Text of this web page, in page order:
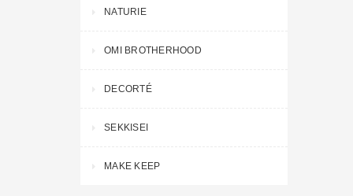
NATURIE
OMI BROTHERHOOD
DECORTÉ
SEKKISEI
MAKE KEEP